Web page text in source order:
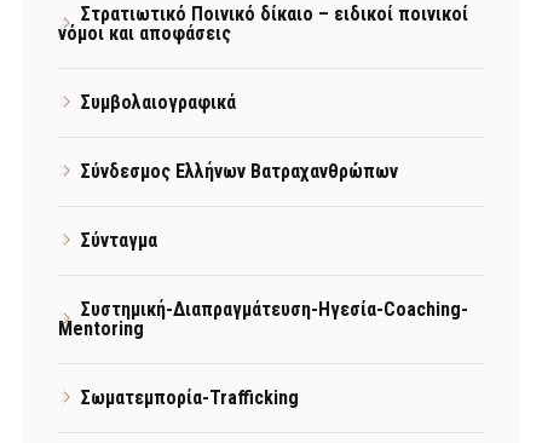
Στρατιωτικό Ποινικό δίκαιο – ειδικοί ποινικοί
νόμοι και αποφάσεις
Συμβολαιογραφικά
Σύνδεσμος Ελλήνων Βατραχανθρώπων
Σύνταγμα
Συστημική-Διαπραγμάτευση-Ηγεσία-Coaching-
Mentoring
Σωματεμπορία-Trafficking